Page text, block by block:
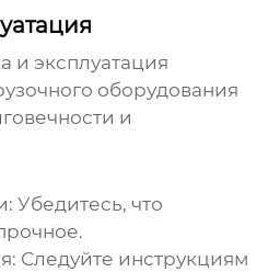
и эксплуатация
оборудования
и
Убедитесь, что
Следуйте инструкциям